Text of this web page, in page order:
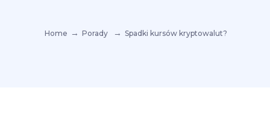
Home Porady Spadki kursów kryptowalut?